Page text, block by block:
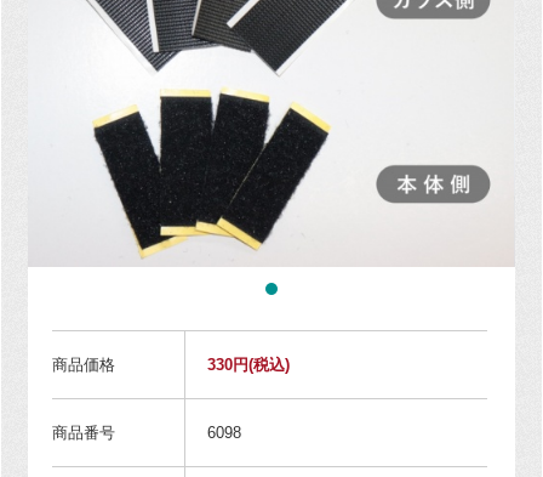
商品価格 330円(税込)
商品番号 6098